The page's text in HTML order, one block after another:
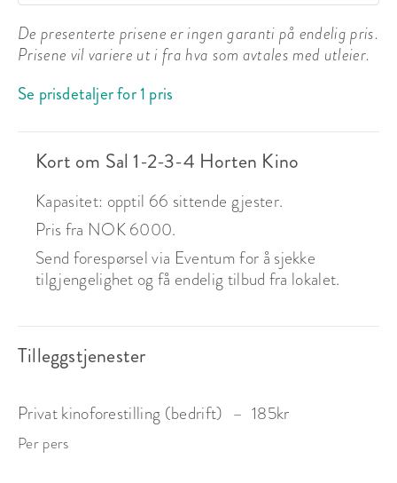
De presenterte prisene er ingen garanti på endelig pris.
Prisene vil variere ut i fra hva som avtales med utleier.
Se prisdetaljer for 1 pris
Kort om Sal 1-2-3-4 Horten Kino
Kapasitet: opptil 66 sittende gjester.
Pris fra NOK 6000.
Send forespørsel via Eventum for å sjekke
tilgjengelighet og få endelig tilbud fra lokalet.
Tilleggstjenester
Privat kinoforestilling (bedrift) – 185kr
Per pers